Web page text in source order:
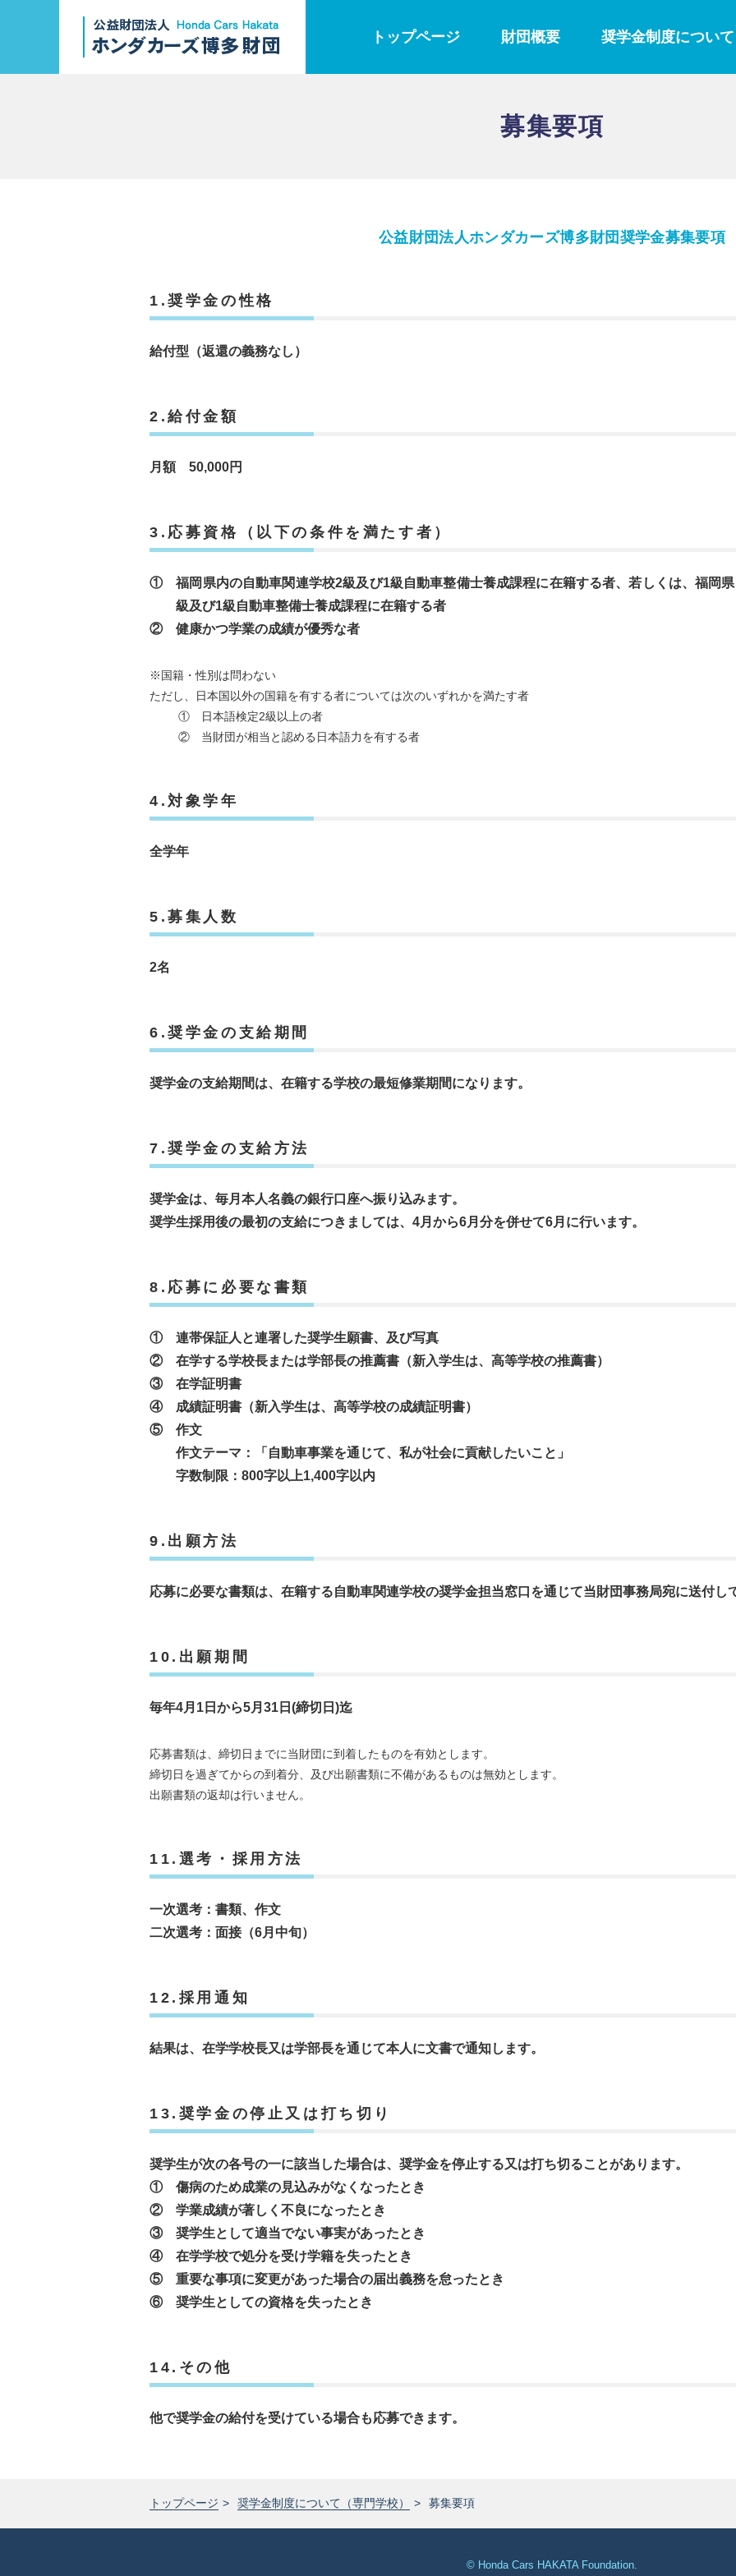
トップページ 財団概要 奨学金制度につい
募集要項
公益財団法人ホンダカーズ博多財団奨学金募集要項
1.奨学金の性格
給付型（返還の義務なし）
2.給付金額
月額 50,000円
3.応募資格（以下の条件を満たす者）
① 福岡県内の自動車関連学校2級及び1級自動車整備士養成課程に在籍する者、若しくは、福岡
級及び1級自動車整備士養成課程に在籍する者
② 健康かつ学業の成績が優秀な者
※国籍・性別は問わない
ただし、日本国以外の国籍を有する者については次のいずれかを満たす者
① 日本語検定2級以上の者
② 当財団が相当と認める日本語力を有する者
4.対象学年
全学年
5.募集人数
2名
6.奨学金の支給期間
奨学金の支給期間は、在籍する学校の最短修業期間になります。
7.奨学金の支給方法
奨学金は、毎月本人名義の銀行口座へ振り込みます。
奨学生採用後の最初の支給につきましては、4月から6月分を併せて6月に行います。
8.応募に必要な書類
① 連帯保証人と連署した奨学生願書、及び写真
② 在学する学校長または学部長の推薦書（新入学生は、高等学校の推薦書）
③ 在学証明書
④ 成績証明書（新入学生は、高等学校の成績証明書）
⑤ 作文
作文テーマ：「自動車事業を通じて、私が社会に貢献したいこと」
字数制限：800字以上1,400字以内
9.出願方法
応募に必要な書類は、在籍する自動車関連学校の奨学金担当窓口を通じて当財団事務局宛に送付し
10.出願期間
毎年4月1日から5月31日(締切日)迄
応募書類は、締切日までに当財団に到着したものを有効とします。
締切日を過ぎてからの到着分、及び出願書類に不備があるものは無効とします。
出願書類の返却は行いません。
11.選考・採用方法
一次選考：書類、作文
二次選考：面接（6月中旬）
12.採用通知
結果は、在学学校長又は学部長を通じて本人に文書で通知します。
13.奨学金の停止又は打ち切り
奨学生が次の各号の一に該当した場合は、奨学金を停止する又は打ち切ることがあります。
① 傷病のため成業の見込みがなくなったとき
② 学業成績が著しく不良になったとき
③ 奨学生として適当でない事実があったとき
④ 在学学校で処分を受け学籍を失ったとき
⑤ 重要な事項に変更があった場合の届出義務を怠ったとき
⑥ 奨学生としての資格を失ったとき
14.その他
他で奨学金の給付を受けている場合も応募できます。
トップページ 奨学金制度について（専門学校） 募集要項
© Honda Cars HAKATA Foundation.